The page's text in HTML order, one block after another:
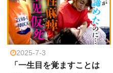
2025-7-3
「一生目を覚ますことは